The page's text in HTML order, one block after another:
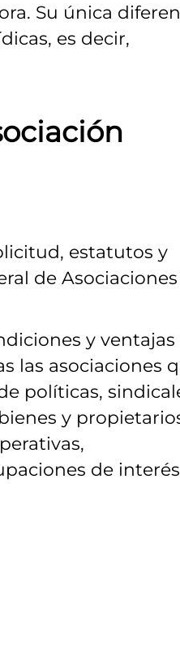
Su única
es decir,
estatutos y
de Asociaciones
y ventajas
las asociaciones
políticas,
y
de interés